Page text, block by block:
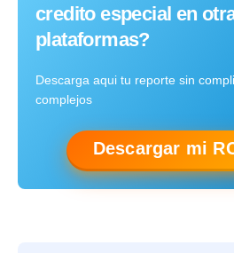
credito especial en
plataformas?
Descarga aqui tu reporte sin
complejos
Descargar mi